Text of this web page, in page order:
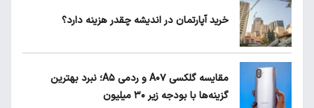
علت افزایش رقم برخی قبوض آب در تابستان
خرید آپارتمان در اندیشه چقدر هزینه دارد؟
مقایسه گلکسی A۰۷ و ردمی A۵؛ نبرد بهترین
گزینه‌ها با بودجه زیر ۳۰ میلیون